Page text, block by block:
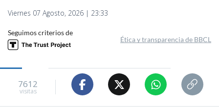
Viernes 07 Agosto, 2026 | 23:33
Seguimos criterios de
Ética y transparencia de BBCL
7612
visitas